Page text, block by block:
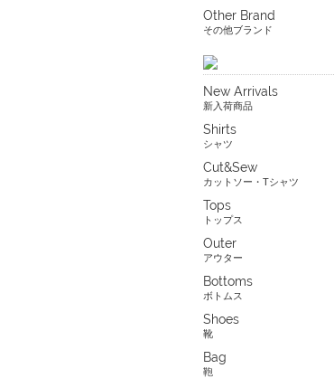
Other Brand
その他ブランド
New Arrivals
新入荷商品
Shirts
シャツ
Cut&Sew
カットソー・Tシャツ
Tops
トップス
Outer
アウター
Bottoms
ボトムス
Shoes
靴
Bag
鞄